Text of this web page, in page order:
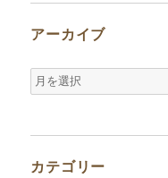
アーカイブ
ア
ー
カテゴリー